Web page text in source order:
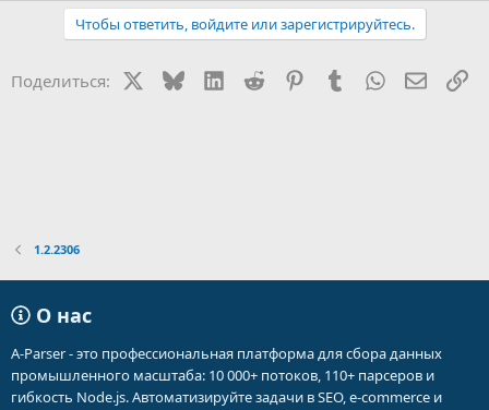
Чтобы ответить, войдите или зарегистрируйтесь.
Поделиться: BlueskyLinkedIn
Reddit PinterestTumblr WhatsApp
1.2.2306
О нас
A-Parser - это профессиональная платформа для сбора данных
промышленного масштаба: 10 000+ потоков, 110+ парсеров и
гибкость Node.js. Автоматизируйте задачи в SEO, e-commerce и